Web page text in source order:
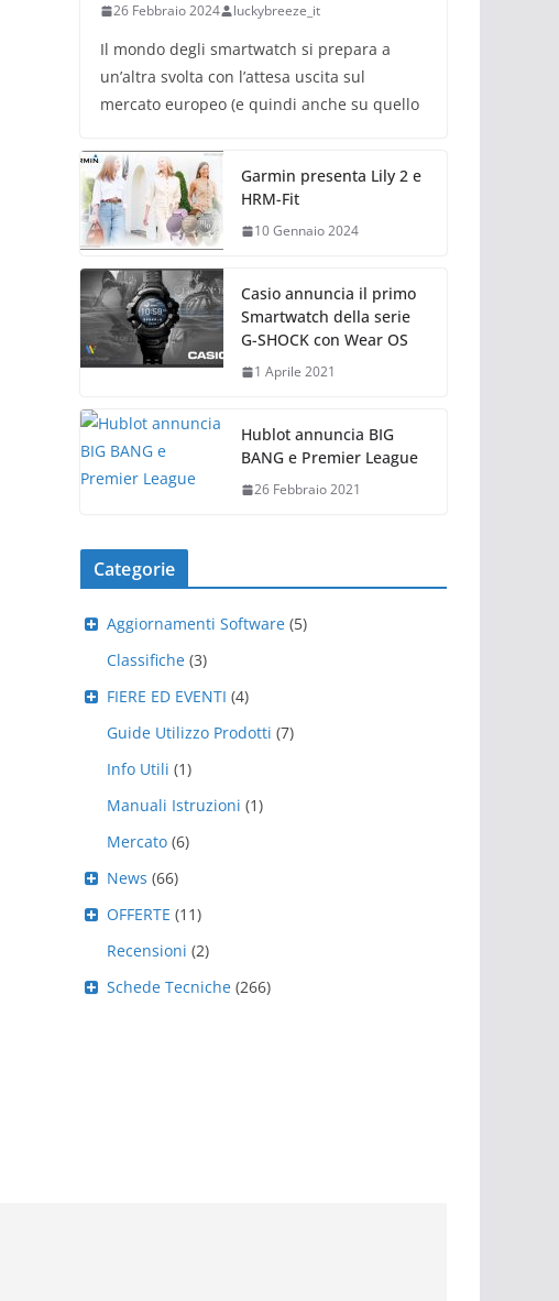
26 Febbraio 2024 luckybreeze_it
Il mondo degli smartwatch si prepara a
un’altra svolta con l’attesa uscita sul
mercato europeo (e quindi anche su quello
Garmin presenta Lily 2 e
HRM-Fit
10 Gennaio 2024
Casio annuncia il primo
Smartwatch della serie
G-SHOCK con Wear OS
1 Aprile 2021
Hublot annuncia BIG
BANG e Premier League
26 Febbraio 2021
Categorie
Aggiornamenti Software(5)
Classifiche(3)
FIERE ED EVENTI (4)
Guide Utilizzo Prodotti (7)
Info Utili (1)
Manuali Istruzioni (1)
Mercato(6)
News (66)
OFFERTE (11)
Recensioni (2)
Schede Tecniche(266)